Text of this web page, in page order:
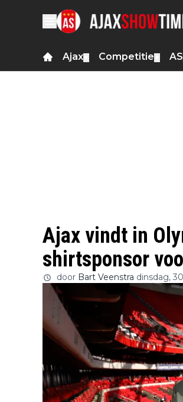
Ajax Competitie AS
Ajax vindt in
shirtsponsor
door Bart Veenstra dinsdag,